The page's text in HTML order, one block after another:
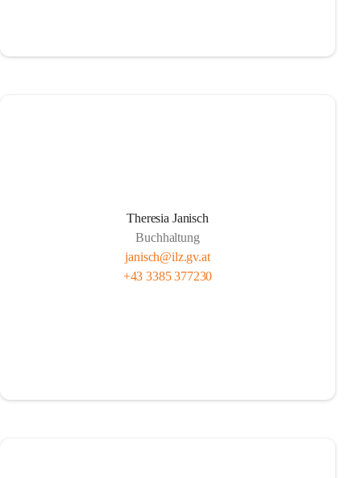
Theresia Janisch
Buchhaltung
janisch@ilz.gv.at
+43 3385 377230